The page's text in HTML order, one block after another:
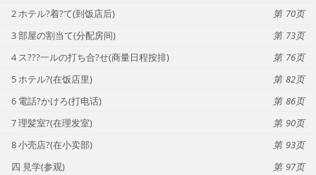
2 ホテル?着?て(到饭店后)
70
3 部屋の割当て(分配房间)
73
4 ス???一ルの打ち合?せ(商量日程按排)
76
5 ホテル?(在饭店里)
82
6 電話?かけろ(打电话)
86
7 理髪室?(在理发室)
90
8 小壳店?(在小卖部)
93
四 見学(参观)
97